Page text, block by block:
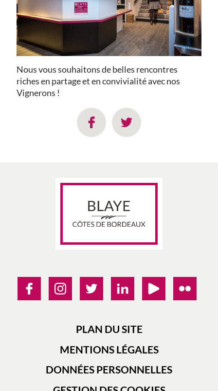
Nous vous souhaitons de belles rencontres
riches en partage et en convivialité avec nos
Vignerons !
PLAN DU SITE
MENTIONS LÉGALES
DONNÉES PERSONNELLES